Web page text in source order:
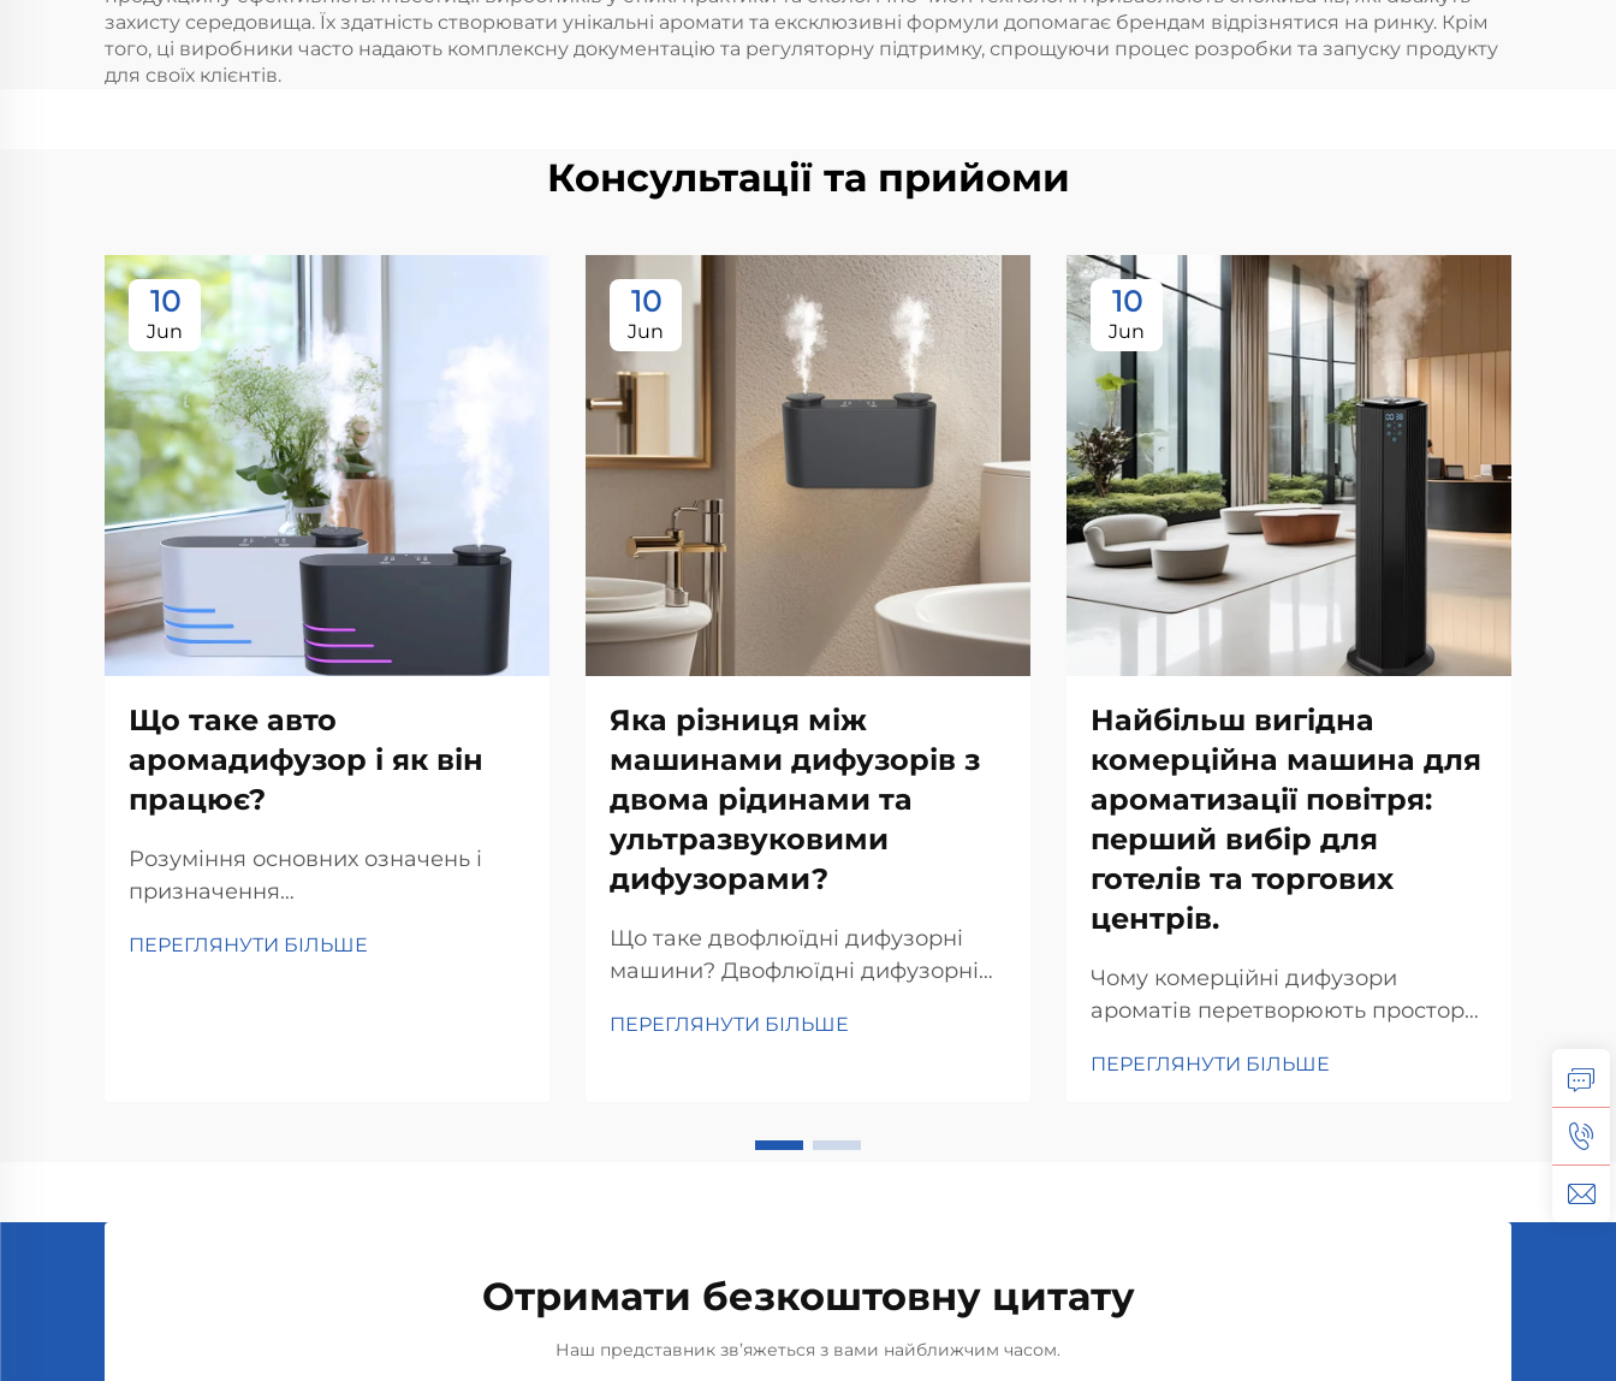
захисту середовища. Їх здатність створювати унікальні аромати та ексклюзивні формули допомагає брендам відрізнятися на ринку. Крім
того, ці виробники часто надають комплексну документацію та регуляторну підтримку, спрощуючи процес розробки та запуску продукту
для своїх клієнтів.
Консультації та прийоми
10
Jun
Що таке авто
аромадифузор і як він
працює?
Розуміння основних означень і
призначення
Автомобільні аромадифузори
ПЕРЕГЛЯНУТИ БІЛЬШЕ
10
Jun
Яка різниця між
машинами дифузорів з
двома рідинами та
ультразвуковими
дифузорами?
Що таке двофлюїдні дифузорні
машини? Двофлюїдні дифузорні
уперед у світі технологій дифузії
ПЕРЕГЛЯНУТИ БІЛЬШЕ
10
Jun
Найбільш вигідна
комерційна машина для
ароматизації повітря:
перший вибір для
готелів та торгових
центрів.
Чому комерційні дифузори
ароматів перетворюють простори
аромату в досвіді клієнтів. Аромат
ПЕРЕГЛЯНУТИ БІЛЬШЕ
Отримати безкоштовну цитату
Наш представник зв’яжеться з вами найближчим часом.